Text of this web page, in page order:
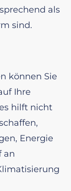
als
sind.
können Sie
Ihre
hilft nicht
Energie
an